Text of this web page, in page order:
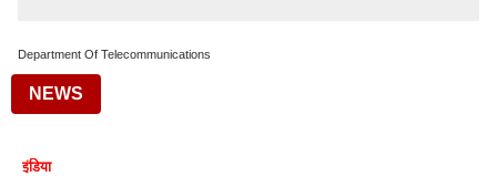
Department Of Telecommunications
NEWS
इंडिया